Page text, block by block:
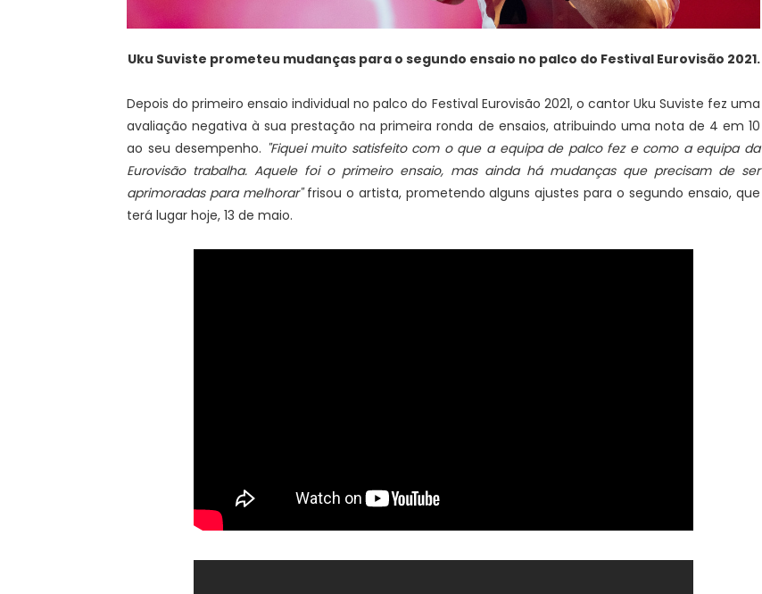
Uku Suviste prometeu mudanças para o segundo ensaio no palco do Festival Eurovisão 2021.
Depois do primeiro ensaio individual no palco do Festival Eurovisão 2021, o cantor Uku Suviste fez uma
avaliação negativa à sua prestação na primeira ronda de ensaios, atribuindo uma nota de 4 em 10
ao seu desempenho. "Fiquei muito satisfeito com o que a equipa de palco fez e como a equipa da
Eurovisão trabalha. Aquele foi o primeiro ensaio, mas ainda há mudanças que precisam de ser
aprimoradas para melhorar"frisou o artista, prometendo alguns ajustes para o segundo ensaio, que
terá lugar hoje, 13 de maio.